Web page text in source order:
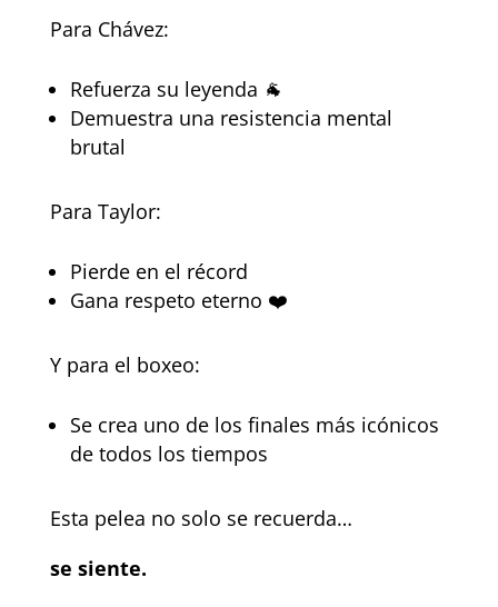
Para Chávez:
Refuerza su leyenda 🐐
Demuestra una resistencia mental
brutal
Para Taylor:
Pierde en el récord
Gana respeto eterno ❤️
Y para el boxeo:
Se crea uno de los finales más icónicos
de todos los tiempos
Esta pelea no solo se recuerda…
se siente.